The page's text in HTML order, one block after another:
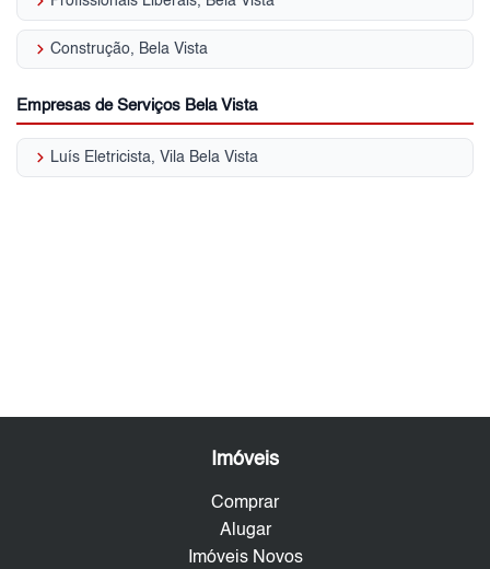
keyboard_arrow_right Construção, Bela Vista
Empresas de Serviços Bela Vista
keyboard_arrow_right Luís Eletricista, Vila Bela Vista
Imóveis
Comprar
Alugar
Imóveis Novos